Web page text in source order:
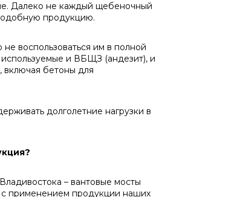
Далеко не каждый щебеночный
продукцию.
воспользоваться им в полной
и ВБЩЗ (андезит), и
бетоны для
долголетние нагрузки в
– вантовые мосты
с применением продукции наших